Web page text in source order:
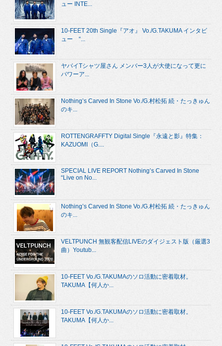
ュー INTE...
10-FEET 20th Single『アオ』 Vo./G.TAKUMA インタビ
ュー “...
ヤバイTシャツ屋さん メンバー3人が大使になって更に
パワーア...
Nothing’s Carved In Stone Vo./G.村松拓 続・たっきゅん
のキ...
ROTTENGRAFFTY Digital Single『永遠と影』特集：
KAZUOMI（G....
SPECIAL LIVE REPORT Nothing’s Carved In Stone
“Live on No...
Nothing’s Carved In Stone Vo./G.村松拓 続・たっきゅん
のキ...
VELTPUNCH 無観客配信LIVEのダイジェスト版（厳選3
曲）Youtub...
10-FEET Vo./G.TAKUMAのソロ活動に密着取材。
TAKUMA【何人か...
10-FEET Vo./G.TAKUMAのソロ活動に密着取材。
TAKUMA【何人か...